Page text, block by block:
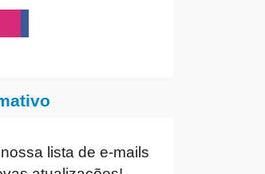
lista de e-mails